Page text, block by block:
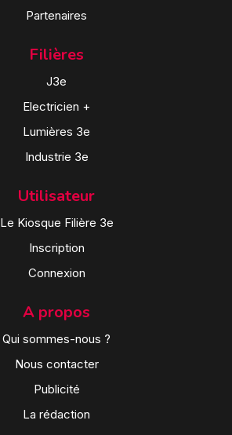
Partenaires
Filières
J3e
Electricien +
Lumières 3e
Industrie 3e
Utilisateur
Le Kiosque Filière 3e
Inscription
Connexion
A propos
Qui sommes-nous ?
Nous contacter
Publicité
La rédaction